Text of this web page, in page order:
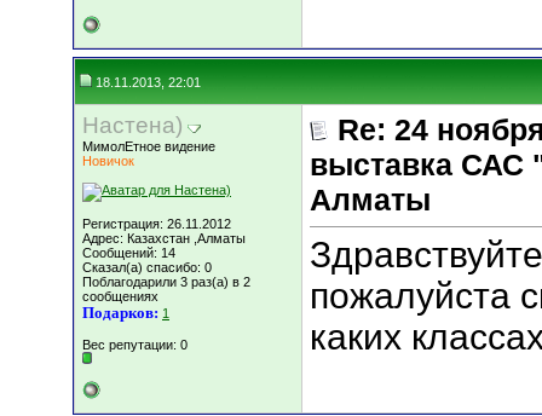
18.11.2013, 22:01
Настена)
МимолЕтное видение
Новичок
Регистрация: 26.11.2012
Адрес: Казахстан ,Алматы
Сообщений: 14
Сказал(а) спасибо: 0
Поблагодарили 3 раз(а) в 2
сообщениях
Подарков: 1
Вес репутации: 0
Re: 24
выставка САС
Алматы
пожалуйста
каких